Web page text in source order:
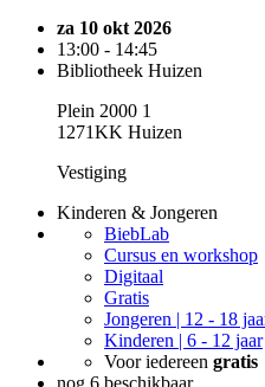
za 10 okt 2026
13:00 - 14:45
Bibliotheek Huizen
Plein 2000 1
1271KK Huizen
Vestiging
Kinderen & Jongeren
BiebLab
Cursus en workshop
Digitaal
Gratis
Jongeren | 12 - 18
Kinderen | 6 - 12 jaar
Voor iedereen gratis